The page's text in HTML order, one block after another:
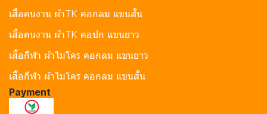
เสื้อคนงาน ผ้าTK คอกลม แขนสั้น
เสื้อคนงาน ผ้าTK คอปก แขนยาว
เสื้อกีฬา ผ้าไมโคร คอกลม แขนยาว
เสื้อกีฬา ผ้าไมโคร คอกลม แขนสั้น
Payment